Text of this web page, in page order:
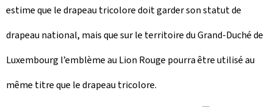
estime que le drapeau tricolore doit garder son statut de
drapeau national, mais que sur le territoire du Grand-Duché de
Luxembourg l’emblème au Lion Rouge pourra être utilisé au
même titre que le drapeau tricolore.